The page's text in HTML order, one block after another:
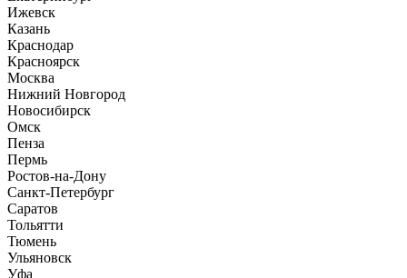
Ижевск
Казань
Краснодар
Красноярск
Москва
Нижний Новгород
Новосибирск
Омск
Пенза
Пермь
Ростов-на-Дону
Санкт-Петербург
Саратов
Тольятти
Тюмень
Ульяновск
Уфа